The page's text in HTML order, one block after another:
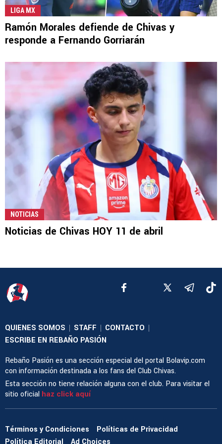
LIGA MX
Ramón Morales defiende de Chivas y
responde a Fernando Gorriarán
NOTICIAS
Noticias de Chivas HOY 11 de abril
QUIENES SOMOS | STAFF | CONTACTO |
ESCRIBE EN REBAÑO PASIÓN
Rebaño Pasión es una sección especial del portal Bolavip.com
con información destinada a los fans del Club Chivas.
Esta sección no tiene relación alguna con el club. Para visitar el
sitio oficial haz click aquí
Términos y Condiciones
Políticas de Privacidad